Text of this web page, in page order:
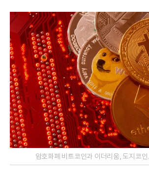
암호화폐 비트코인과 이더리움, 도지코인